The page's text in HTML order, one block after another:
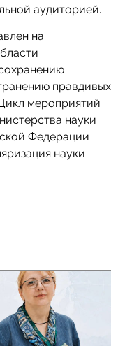
аудиторией.
на
правдивых
мероприятий
науки
Федерации
науки